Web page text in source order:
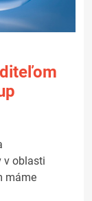
v oblasti
máme